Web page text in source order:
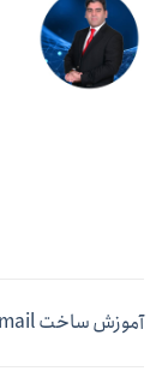
آموزش ساخت gmail ( جیمیل )